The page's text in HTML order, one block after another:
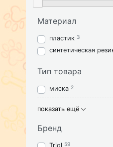
Материал
пластик 3
синтетическая
Тип товара
миска 2
показать ещё
Бренд
Triol 59